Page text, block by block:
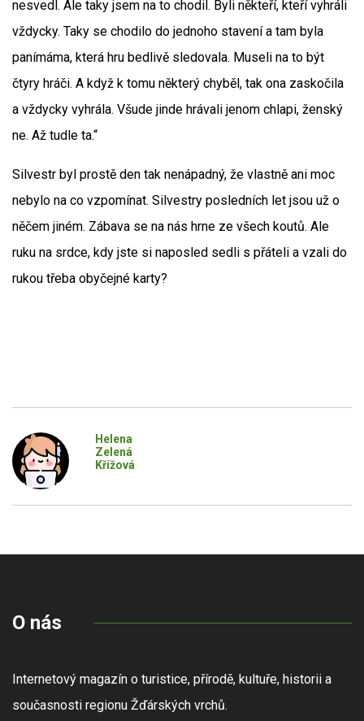
nesvedl. Ale taky jsem na to chodil. Byli někteří, kteří vyhráli
vždycky. Taky se chodilo do jednoho stavení a tam byla
panímáma, která hru bedlivě sledovala. Museli na to být
čtyry hráči. A když k tomu některý chyběl, tak ona zaskočila
a vždycky vyhrála. Všude jinde hrávali jenom chlapi, ženský
ne. Až tudle ta.“
Silvestr byl prostě den tak nenápadný, že vlastně ani moc
nebylo na co vzpomínat. Silvestry posledních let jsou už o
něčem jiném. Zábava se na nás hrne ze všech koutů. Ale
ruku na srdce, kdy jste si naposled sedli s přáteli a vzali do
rukou třeba obyčejné karty?
Helena
Zelená
Křížová
O nás
Internetový magazín o turistice, přírodě, kultuře, historii a
současnosti regionu Žďárských vrchů.